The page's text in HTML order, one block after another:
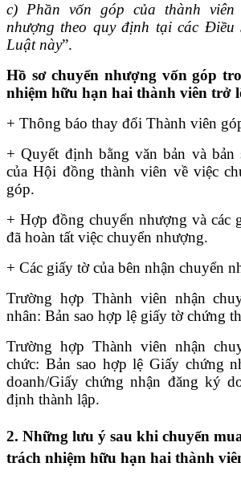
c) Phần vốn góp của thành viên
nhượng theo quy định tại các Điều
Luật này”.
Hồ sơ chuyển nhượng vốn góp
nhiệm hữu hạn hai thành viên trở
+ Thông báo thay đổi Thành viên
+ Quyết định bằng văn bản và bản
của Hội đồng thành viên về việc
góp.
+ Hợp đồng chuyển nhượng và các
đã hoàn tất việc chuyển nhượng.
+ Các giấy tờ của bên nhận chuyển
Trường hợp Thành viên nhận
nhân: Bản sao hợp lệ giấy tờ chứng
Trường hợp Thành viên nhận
chức: Bản sao hợp lệ Giấy chứng
doanh/Giấy chứng nhận đăng ký
định thành lập.
2. Những lưu ý sau khi chuyển
trách nhiệm hữu hạn hai thành